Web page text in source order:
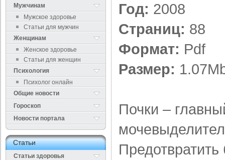
Мужчинам
Мужское здоровье
Статьи для мужчин
Женщинам
Женское здоровье
Статьи для женщин
Психология
Психолог онлайн
Общие новости
Гороскоп
Новости портала
Cтатьи
Статьи здоровья
Год: 2008
Страниц: 88
Формат: Pdf
Размер:
Почки –